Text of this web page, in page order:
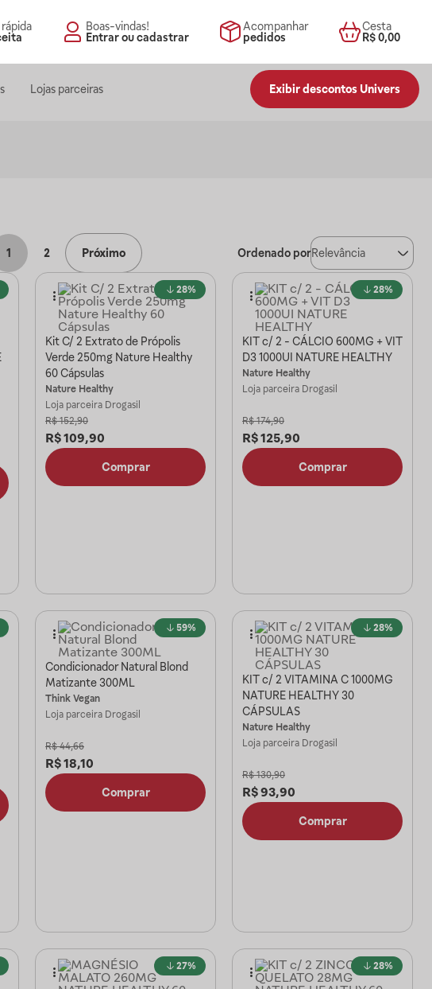
Boas-vindas!
Entrar ou cadastrar
Acompanhar
pedidos
Cesta
R$ 0,00
Lojas parceiras Exibir descontos Univers
1 2 Próximo Ordenado porRelevância
28%
Kit C/ 2 Extrato de Própolis
Verde 250mg Nature Healthy
60 Cápsulas
Nature Healthy
Loja parceira Drogasil
R$ 152,90
R$109,90
Comprar
28%
KIT c/ 2 - CÁLCIO 600MG + VIT
D3 1000UI NATURE HEALTHY
Nature Healthy
Loja parceira Drogasil
R$ 174,90
R$125,90
Comprar
59%
Condicionador Natural Blond
Matizante 300ML
Think Vegan
Loja parceira Drogasil
R$ 44,66
R$18,10
Comprar
28%
KIT c/ 2 VITAMINA C 1000MG
NATURE HEALTHY 30
CÁPSULAS
Nature Healthy
Loja parceira Drogasil
R$ 130,90
R$93,90
Comprar
27% 28%